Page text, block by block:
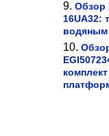
Обзор
16UA32:
водяным